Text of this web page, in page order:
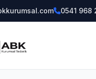
0541 968